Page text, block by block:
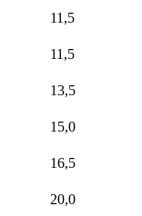
11,5
11,5
13,5
15,0
16,5
20,0